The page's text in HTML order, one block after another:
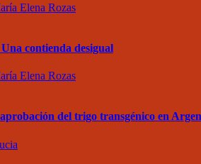
Elena Rozas
contienda desigual
Elena Rozas
del trigo transgénico en